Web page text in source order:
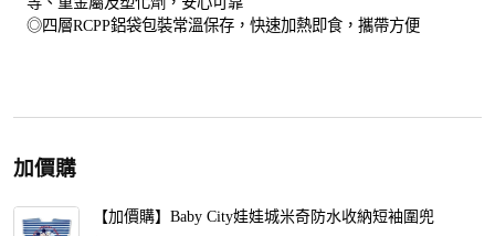
◎四層RCPP鋁袋包裝常溫保存，快速加熱即食，攜帶方便
加價購
【加價購】Baby City娃娃城米奇防水收納短袖圍兜